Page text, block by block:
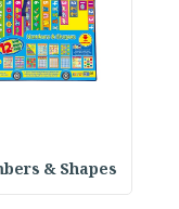
& Shapes